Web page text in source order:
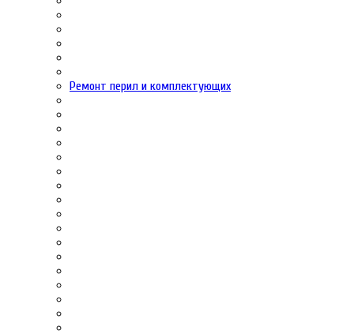
Ремонт перил и комплектующих